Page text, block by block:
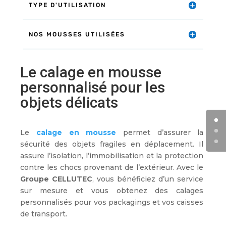
TYPE D'UTILISATION
NOS MOUSSES UTILISÉES
Le calage en mousse
personnalisé pour les
objets délicats
Le calage en mousse permet d’assurer la
sécurité des objets fragiles en déplacement. Il
assure l’isolation, l’immobilisation et la protection
contre les chocs provenant de l’extérieur. Avec le
Groupe CELLUTEC, vous bénéficiez d’un service
sur mesure et vous obtenez des calages
personnalisés pour vos packagings et vos caisses
de transport.